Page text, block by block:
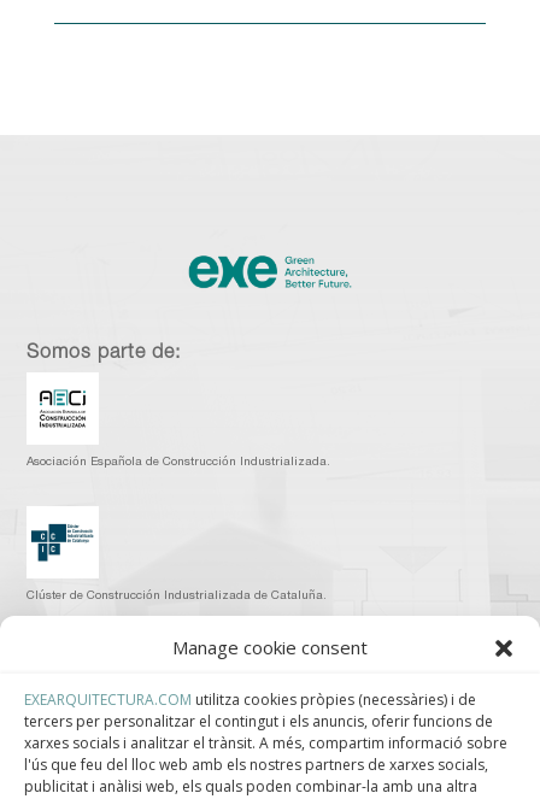
Manage cookie consent
EXEARQUITECTURA.COM utilitza cookies pròpies (necessàries) i de
tercers per personalitzar el contingut i els anuncis, oferir funcions de
xarxes socials i analitzar el trànsit. A més, compartim informació sobre
l'ús que feu del lloc web amb els nostres partners de xarxes socials,
publicitat i anàlisi web, els quals poden combinar-la amb una altra
Somos parte de:
Asociación Española de Construcción Industrializada.
Clúster de Construcción Industrializada de Cataluña.
Centro de Innovación Tecnológica en Bioconstrucción y Paisajismo.
Contact